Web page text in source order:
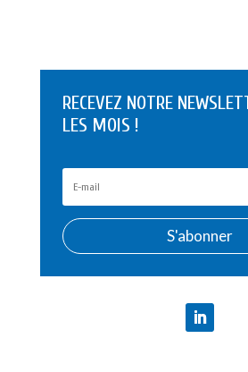
RECEVEZ NOTRE
LES MOIS !
S'abonner